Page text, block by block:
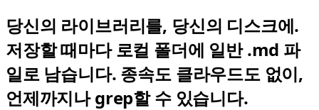
당신의 라이브러리를, 당신의 디스크에.
저장할 때마다 로컬 폴더에 일반 .md 파
일로 남습니다. 종속도 클라우드도 없이,
언제까지나 grep할 수 있습니다.